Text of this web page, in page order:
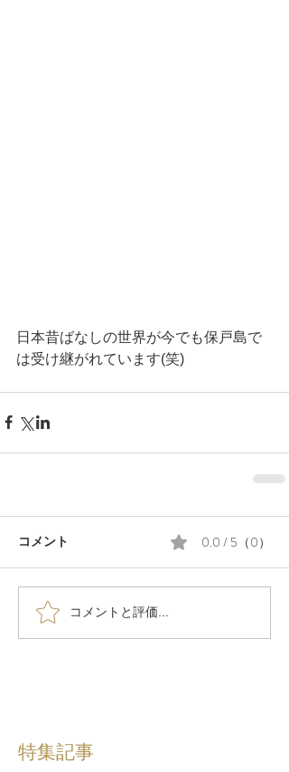
日本昔ばなしの世界が今でも保戸島で
は受け継がれています(笑)
コメント 0.0 / 5（0）
コメントと評価...
特集記事